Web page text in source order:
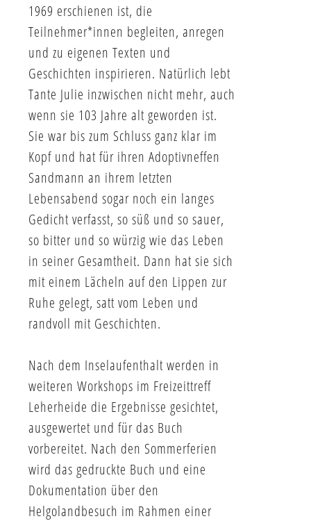
1969 erschienen ist, die
Teilnehmer*innen begleiten, anregen
und zu eigenen Texten und
Geschichten inspirieren. Natürlich lebt
Tante Julie inzwischen nicht mehr, auch
wenn sie 103 Jahre alt geworden ist.
Sie war bis zum Schluss ganz klar im
Kopf und hat für ihren Adoptivneffen
Sandmann an ihrem letzten
Lebensabend sogar noch ein langes
Gedicht verfasst, so süß und so sauer,
so bitter und so würzig wie das Leben
in seiner Gesamtheit. Dann hat sie sich
mit einem Lächeln auf den Lippen zur
Ruhe gelegt, satt vom Leben und
randvoll mit Geschichten.
Nach dem Inselaufenthalt werden in
weiteren Workshops im Freizeittreff
Leherheide die Ergebnisse gesichtet,
ausgewertet und für das Buch
vorbereitet. Nach den Sommerferien
wird das gedruckte Buch und eine
Dokumentation über den
Helgolandbesuch im Rahmen einer